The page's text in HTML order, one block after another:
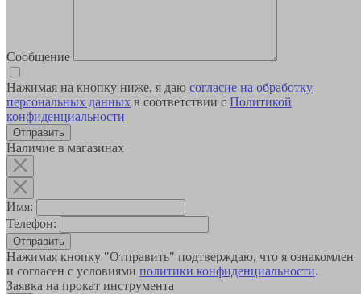
Сообщение
Нажимая на кнопку ниже, я даю согласие на обработку
персональных данных в соответствии с Политикой
конфиденциальности
Наличие в магазинах
Имя:
Телефон:
Отправить
Нажимая кнопку "Отправить" подтверждаю, что я ознакомлен
и согласен с условиями политики конфиденциальности.
Заявка на прокат инструмента